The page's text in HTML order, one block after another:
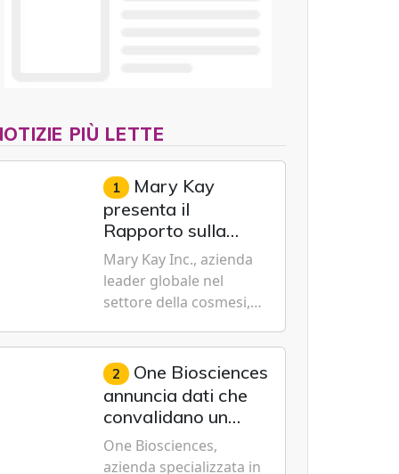
PIÙ LETTE
1 Mary Kay
presenta il
Rapporto sulla
sostenibilità 2026,
evidenziando i
progressi
realizzati a livello
globale nelle sfere
sociale, economica
e ambientale
Mary Kay Inc., azienda
leader globale nel
settore della cosmesi,
sostenibilità e
dell'emancipazione
femminile, oggi ha
presentato il suo
sostenibilità 2026, una
2 One Biosciences
annuncia dati che
convalidano un
nuovo metodo per
la profilazione
One Biosciences,
azienda specializzata in